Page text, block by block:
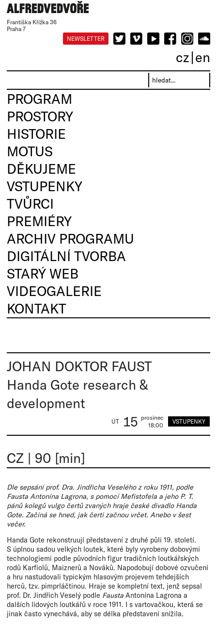
Františka Křížka 36
Praha 7
NEWSLETTER
cz en
PROGRAM
PROSTORY
HISTORIE
MOTUS
DĚKUJEME
VSTUPENKY
TVŮRCI
PREMIÉRY
ARCHIV PROGRAMU
DIGITÁLNÍ TVORBA
STARÝ WEB
VIDEOGALERIE
KONTAKT
JOHAN DOKTOR FAUST
Handa Gote research &
development
ÚT 15 prosinec
18:00
VSTUPENKY
CZ | 90 [min]
Dle sepsání prof. Dra. Jindřicha Veselého z roku 1911, podle
Fausta Antonína Lagrona, s pomocí Mefistofela a jeho P. T.
pánů kolegů vulgo čertů zvaných hraje české divadlo Handa
Gote. Začíná se hned, jak čerti začnou vrčet. Anebo v šest
večer.
Handa Gote rekonstruují představení z druhé půli 19. století.
S úplnou sadou velkých loutek, které byly vyrobeny dobovými
technologiemi podle původních figur tradičních loutkářských
rodů Karfiolů, Maiznerů a Nováků. Napodobují dobové ozvučení
a hru nastudovali typickým hlasovým projevem tehdejších
herců, tzv. pimprláčtinou. Hraje se kompletní text, jenž sepsal
prof. Dr. Jindřich Veselý podle Fausta Antonína Lagrona a
dalších lidových loutkářů v roce 1911. I s vartovačkou, která se
jinak často vynechává, aby se délka představení snížila.